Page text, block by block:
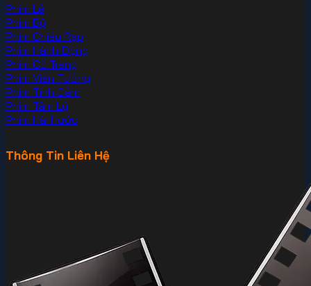
Phim Lẻ
Phim Bộ
Phim Chiếu Rạp
Phim Hành Động
Phim Cổ Trang
Phim Viễn Tưởng
Phim Tình Cảm
Phim Tâm Lý
Phim Hài Hước
Thông Tin Liên Hệ